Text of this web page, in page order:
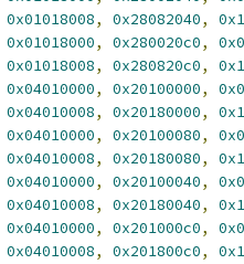
0x01018008, 0x28082040,
0x01018000, 0x280020c0,
0x01018008, 0x280820c0,
0x04010000, 0x20100000,
0x04010008, 0x20180000,
0x04010000, 0x20100080,
0x04010008, 0x20180080,
0x04010000, 0x20100040,
0x04010008, 0x20180040,
0x04010000, 0x201000c0,
0x04010008, 0x201800c0,